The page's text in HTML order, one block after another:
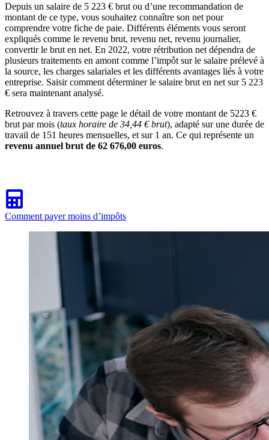
Depuis un salaire de 5 223 € brut ou d’une recommandation de
montant de ce type, vous souhaitez connaître son net pour
comprendre votre fiche de paie. Différents éléments vous seront
expliqués comme le revenu brut, revenu net, revenu journalier,
convertir le brut en net. En 2022, votre rétribution net dépendra de
plusieurs traitements en amont comme l’impôt sur le salaire prélevé à
la source, les charges salariales et les différents avantages liés à votre
entreprise. Saisir comment déterminer le salaire brut en net sur 5 223
€ sera maintenant analysé.
Retrouvez à travers cette page le détail de votre montant de 5223 €
brut par mois (taux horaire de 34,44 € brut), adapté sur une durée de
travail de 151 heures mensuelles, et sur 1 an. Ce qui représente un
revenu annuel brut de 62 676,00 euros.
Comment payer moins d’impôts